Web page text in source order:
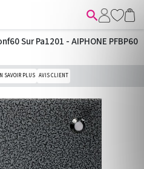

Sur Pa1201 - AIPHONE PFBP60
SAVOIR PLUS AVIS CLIENT